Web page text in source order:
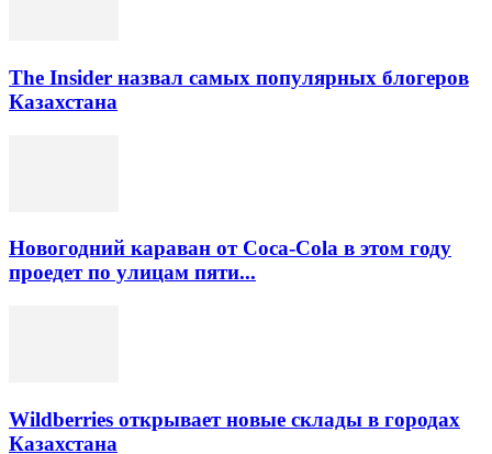
The Insider назвал самых популярных блогеров
Казахстана
Новогодний караван от Coca-Cola в этом году
проедет по улицам пяти...
Wildberries открывает новые склады в городах
Казахстана